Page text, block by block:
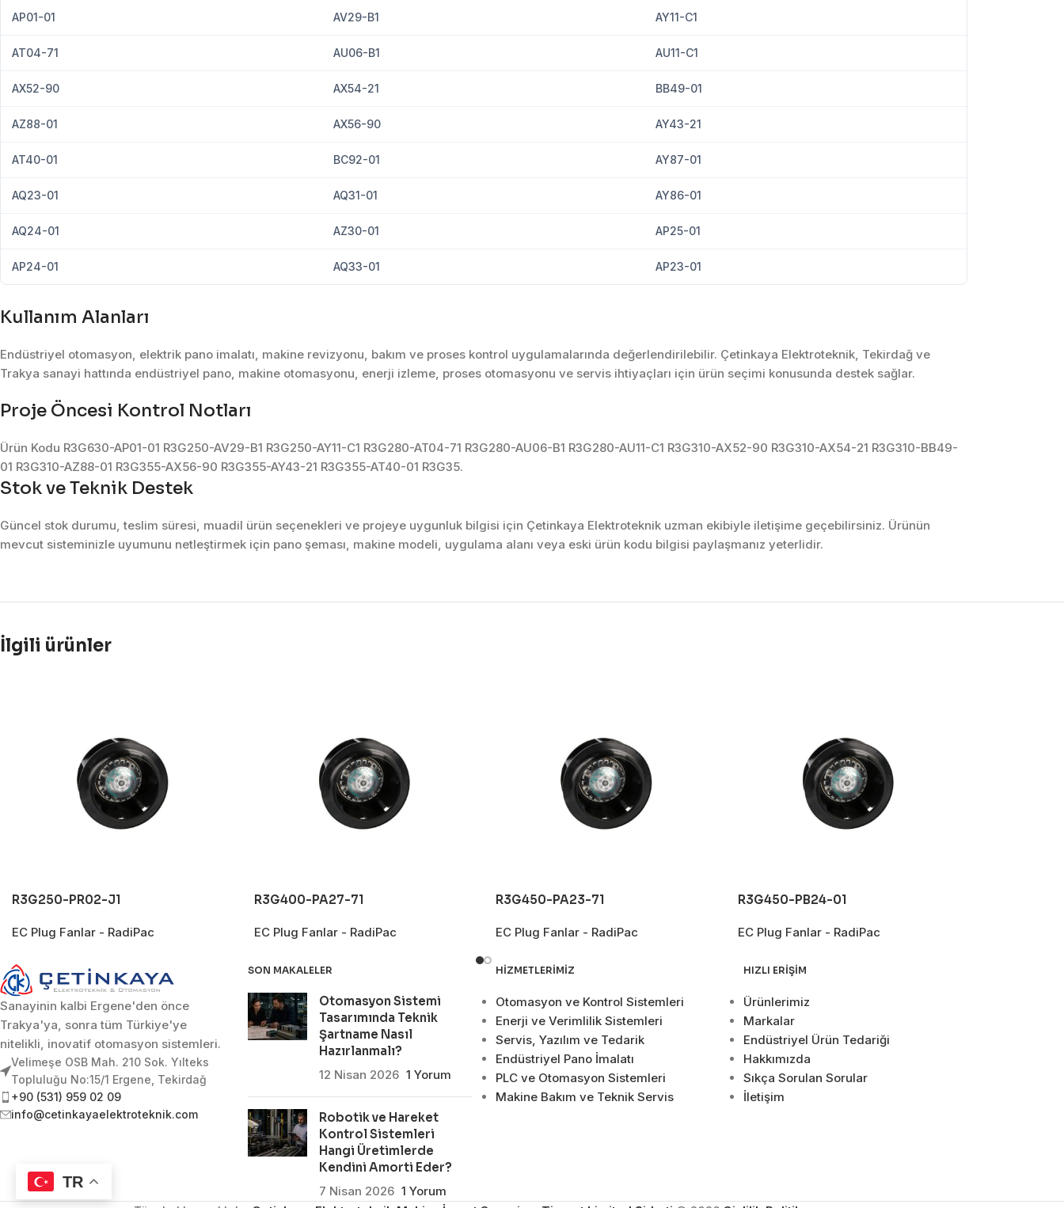
AP01-01 AV29-B1 AY11-C1
AT04-71 AU06-B1 AU11-C1
AX52-90 AX54-21 BB49-01
AZ88-01 AX56-90 AY43-21
AT40-01 BC92-01 AY87-01
AQ23-01 AQ31-01 AY86-01
AQ24-01 AZ30-01 AP25-01
AP24-01 AQ33-01 AP23-01
Kullanım Alanları
Endüstriyel otomasyon, elektrik pano imalatı, makine revizyonu, bakım ve proses kontrol uygulamalarında değerlendirilebilir. Çetinkaya Elektroteknik, Tekirdağ ve
Trakya sanayi hattında endüstriyel pano, makine otomasyonu, enerji izleme, proses otomasyonu ve servis ihtiyaçları için ürün seçimi konusunda destek sağlar.
Proje Öncesi Kontrol Notları
Ürün Kodu R3G630-AP01-01 R3G250-AV29-B1 R3G250-AY11-C1 R3G280-AT04-71 R3G280-AU06-B1 R3G280-AU11-C1 R3G310-AX52-90 R3G310-AX54-21 R3G310-BB49-
01 R3G310-AZ88-01 R3G355-AX56-90 R3G355-AY43-21 R3G355-AT40-01 R3G35.
Stok ve Teknik Destek
Güncel stok durumu, teslim süresi, muadil ürün seçenekleri ve projeye uygunluk bilgisi için Çetinkaya Elektroteknik uzman ekibiyle iletişime geçebilirsiniz. Ürünün
mevcut sisteminizle uyumunu netleştirmek için pano şeması, makine modeli, uygulama alanı veya eski ürün kodu bilgisi paylaşmanız yeterlidir.
İlgili ürünler
R3G250-PR02-J1
EC Plug Fanlar - RadiPac
R3G400-PA27-71
EC Plug Fanlar - RadiPac
R3G450-PA23-71
EC Plug Fanlar - RadiPac
R3G450-PB24-01
EC Plug Fanlar - RadiPac
Sanayinin kalbi Ergene'den önce
Trakya'ya, sonra tüm Türkiye'ye
nitelikli, inovatif otomasyon sistemleri.
Velimeşe OSB Mah. 210 Sok. Yılteks
Topluluğu No:15/1 Ergene, Tekirdağ
+90 (531) 959 02 09
info@cetinkayaelektroteknik.com
SON MAKALELER
Otomasyon Sistemi
Tasarımında Teknik
Şartname Nasıl
Hazırlanmalı?
12 Nisan 2026 1 Yorum
Robotik ve Hareket
Kontrol Sistemleri
Hangi Üretimlerde
Kendini Amorti Eder?
7 Nisan 2026 1 Yorum
HIZMETLERIMIZ
Otomasyon ve Kontrol Sistemleri
Enerji ve Verimlilik Sistemleri
Servis, Yazılım ve Tedarik
Endüstriyel Pano İmalatı
PLC ve Otomasyon Sistemleri
Makine Bakım ve Teknik Servis
HIZLI ERIŞIM
Ürünlerimiz
Markalar
Endüstriyel Ürün Tedariği
Hakkımızda
Sıkça Sorulan Sorular
İletişim
TR